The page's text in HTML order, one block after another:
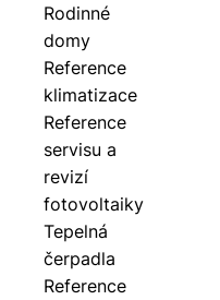
Rodinné
domy
Reference
klimatizace
Reference
servisu a
revizí
fotovoltaiky
Tepelná
čerpadla
Reference